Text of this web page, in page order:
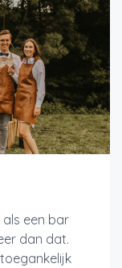
een bar
dan dat.